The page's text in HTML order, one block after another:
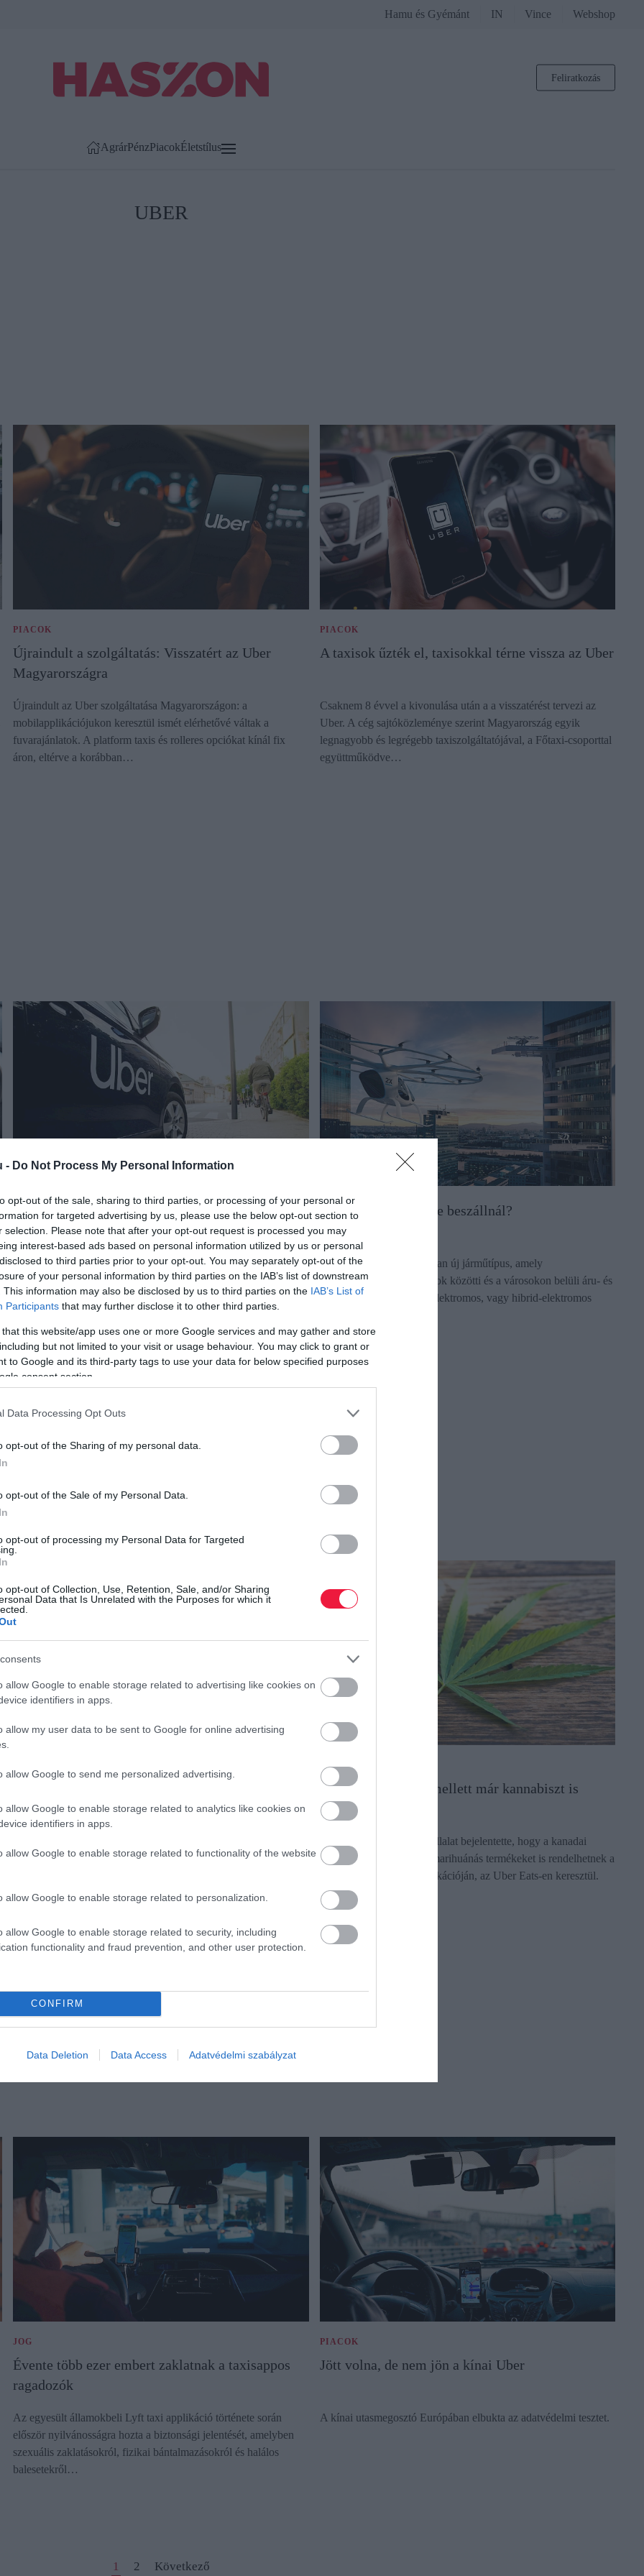
- Do Not Process My Personal Information
opt-out of the sale, sharing to third parties, or processing of your personal or
for targeted advertising by us, please use the below opt-out section to
selection. Please note that after your opt-out request is processed you may
interest-based ads based on personal information utilized by us or personal
to third parties prior to your opt-out. You may separately opt-out of the
of your personal information by third parties on the IAB’s list of downstream
This information may also be disclosed by us to third parties on the IAB’s List of
Participants that may further disclose it to other third parties.
that this website/app uses one or more Google services and may gather and store
but not limited to your visit or usage behaviour. You may click to grant or
to Google and its third-party tags to use your data for below specified purposes
consent section.
Data Processing Opt Outs
opt-out of the Sharing of my personal data.
opt-out of the Sale of my Personal Data.
opt-out of processing my Personal Data for Targeted
opt-out of Collection, Use, Retention, Sale, and/or Sharing
Data that Is Unrelated with the Purposes for which it
allow Google to enable storage related to advertising like cookies on
identifiers in apps.
allow my user data to be sent to Google for online advertising
allow Google to send me personalized advertising.
allow Google to enable storage related to analytics like cookies on
identifiers in apps.
allow Google to enable storage related to functionality of the website
allow Google to enable storage related to personalization.
allow Google to enable storage related to security, including
functionality and fraud prevention, and other user protection.
CONFIRM
Data Deletion Data Access Adatvédelmi szabályzat
Hamu és Gyémánt IN Vince Webshop
Feliratkozás
AgrárPénzPiacokÉletstílus
UBER
PIACOK
Újraindult a szolgáltatás: Visszatért az Uber
Magyarországra
Újraindult az Uber szolgáltatása Magyarországon: a
mobilapplikációjukon keresztül ismét elérhetővé váltak a
fuvarajánlatok. A platform taxis és rolleres opciókat kínál fix
áron, eltérve a korábban…
PIACOK
A taxisok űzték el, taxisokkal térne vissza az Uber
Csaknem 8 évvel a kivonulása után a a visszatérést tervezi az
Uber. A cég sajtóközleménye szerint Magyarország egyik
legnagyobb és legrégebb taxiszolgáltatójával, a Főtaxi-csoporttal
együttműködve…
Levegőben, víz alatt terjeszkedik az Uber
A San Franciscó-i központú cég vonatot, buszt és repülőgépet is
hozzáad még ebben az évben az Egyesült Királyságban működő
appjához. Ha beválik az terv, később más országokat is
bevonhatnak az…
Taxi a levegőben? Te beszállnál?
Kialakulóban van egy olyan új járműtípus, amely
forradalmasíthatja a városok közötti és a városokon belüli áru- és
személyszállítást. Olyan elektromos, vagy hibrid-elektromos
kapott az Uber
tudni, hogy az Uber-hez hasonló taxiappos cégekhez mennyi
lesújtóak. Az…
PIACOK
Az Uber az utasok mellett már kannabiszt is
szállít, engedéllyel
Az Uber Technologies vállalat bejelentette, hogy a kanadai
felhasználók hamarosan marihuánás termékeket is rendelhetnek a
vállalat ételkiszállító applikációján, az Uber Eats-en keresztül.
JOG
Évente több ezer embert zaklatnak a taxisappos
ragadozók
Az egyesült államokbeli Lyft taxi applikáció története során
először nyilvánosságra hozta a biztonsági jelentését, amelyben
szexuális zaklatásokról, fizikai bántalmazásokról és halálos
balesetekről…
PIACOK
Jött volna, de nem jön a kínai Uber
A kínai utasmegosztó Európában elbukta az adatvédelmi tesztet.
1 2 Következő